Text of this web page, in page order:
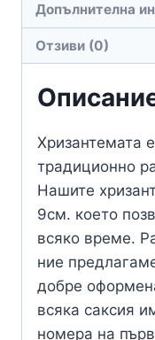
Допълнителна
Отзиви (0)
Хризантемата
традиционно
Нашите
9см. което
всяко време.
ние
добре
всяка саксия
номера на